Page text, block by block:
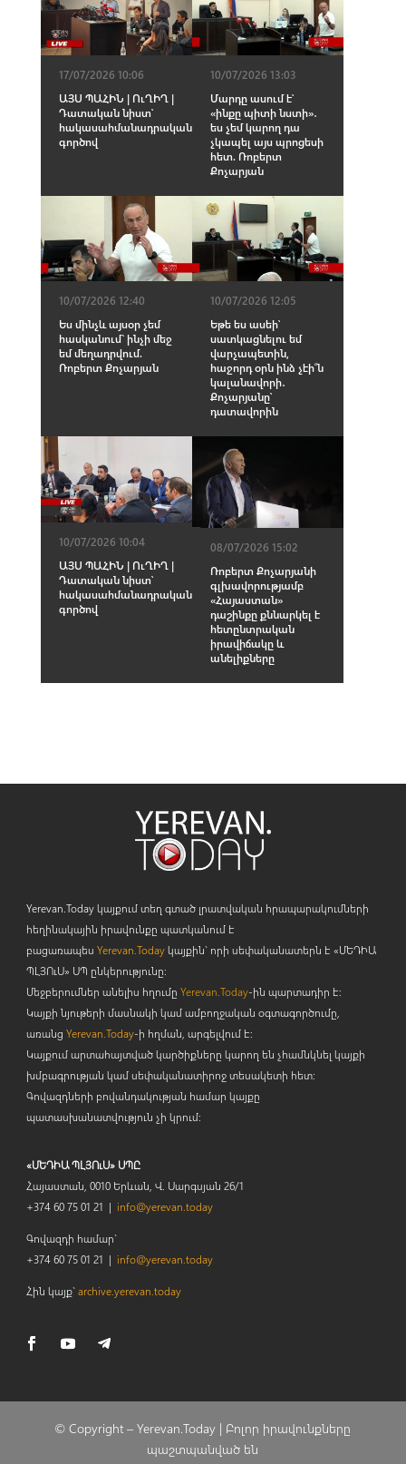
17/07/2026 10:06
ԱՅՍ ՊԱՀԻՆ | ՈւՂԻՂ |
Դատական նիստ՝
հակասահմանադրական
գործով
10/07/2026 13:03
Մարդը ասում է՝
«ինքը պիտի նստի»․
ես չեմ կարող դա
չկապել այս պրոցեսի
հետ. Ռոբերտ
Քոչարյան
10/07/2026 12:40
Ես մինչև այսօր չեմ
հասկանում` ինչի մեջ
եմ մեղադրվում.
Ռոբերտ Քոչարյան
10/07/2026 12:05
Եթե ես ասեի՝
սատկացնելու եմ
վարչապետին,
հաջորդ օրն ինձ չէի՞ն
կալանավորի․
Քոչարյանը՝
դատավորին
10/07/2026 10:04
ԱՅՍ ՊԱՀԻՆ | ՈւՂԻՂ |
Դատական նիստ՝
հակասահմանադրական
գործով
08/07/2026 15:02
Ռոբերտ Քոչարյանի
գլխավորությամբ
«Հայաստան»
դաշինքը քննարկել է
հետընտրական
իրավիճակը և
անելիքները
Yerevan.Today կայքում տեղ գտած լրատվական հրապարակումների
հեղինակային իրավունքը պատկանում է
բացառապես Yerevan.Todayկայքին` որի սեփականատերն է «ՄԵԴԻԱ
ՊԼՅՈւՍ» ՍՊ ընկերությունը։
Մեջբերումներ անելիս հղումը Yerevan.Today-ին պարտադիր է:
Կայքի նյութերի մասնակի կամ ամբողջական օգտագործումը,
առանց Yerevan.Today-ի հղման, արգելվում է:
Կայքում արտահայտված կարծիքները կարող են չհամնկնել կայքի
խմբագրության կամ սեփականատիրոջ տեսակետի հետ:
Գովազդների բովանդակության համար կայքը
պատասխանատվություն չի կրում:
«ՄԵԴԻԱ ՊԼՅՈւՍ» ՍՊԸ
Հայաստան, 0010 Երևան, Վ. Սարգսյան 26/1
+374 60 75 01 21 | info@yerevan.today
Գովազդի համար`
+374 60 75 01 21 | info@yerevan.today
Հին կայք`archive.yerevan.today
© Copyright –Yerevan.Today | Բոլոր իրավունքները
պաշտպանված են